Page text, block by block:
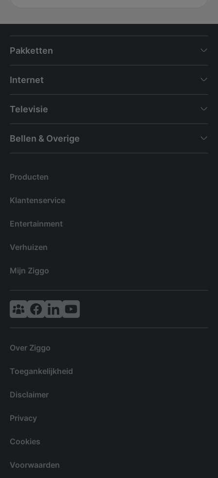
Pakketten
Internet
Televisie
Bellen & Overige
Producten
Klantenservice
Entertainment
Verhuizen
Mijn Ziggo
Vodafone & Ziggo Community
Ziggo Facebook
VodafoneZiggo LinkedIn
Ziggo YouTube
Over Ziggo
Toegankelijkheid
Disclaimer
Privacy
Cookies
Voorwaarden